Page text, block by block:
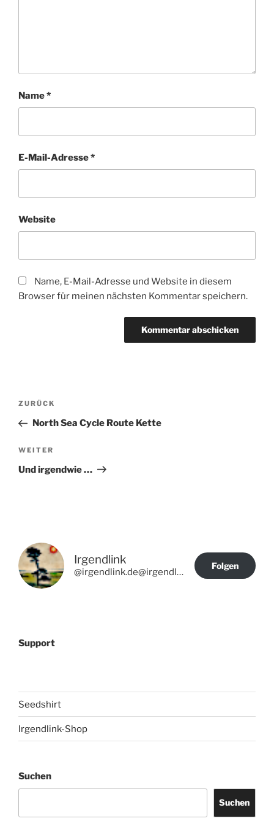
Name*
E-Mail-Adresse*
Website
Name, E-Mail-Adresse und Website in diesem
Browser für meinen nächsten Kommentar speichern.
Beitragsnavigation
Vorheriger
Beitrag
ZURÜCK
North Sea Cycle Route Kette
Nächster
Beitrag
WEITER
Und irgendwie …
Irgendlink
@irgendlink.de@irgendlink.de
Folgen
Support
Seedshirt
Irgendlink-Shop
Suchen
Suchen